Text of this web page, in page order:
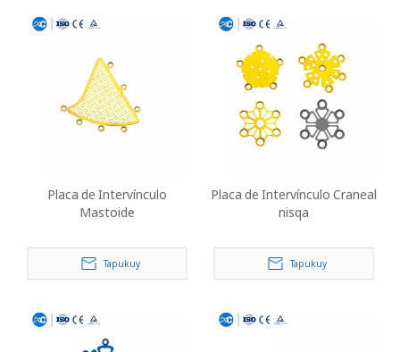
Placa de Intervínculo
Mastoide
Tapukuy
Placa de Intervínculo Craneal
nisqa
Tapukuy